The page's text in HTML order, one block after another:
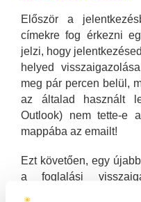
Először a
címekre fog érkezni
jelzi, hogy
helyed
meg pár percen belül,
az általad használt
Outlook) nem tette-e a
mappába az emailt!
Ezt követően, egy
a foglalási
csapatunk minden